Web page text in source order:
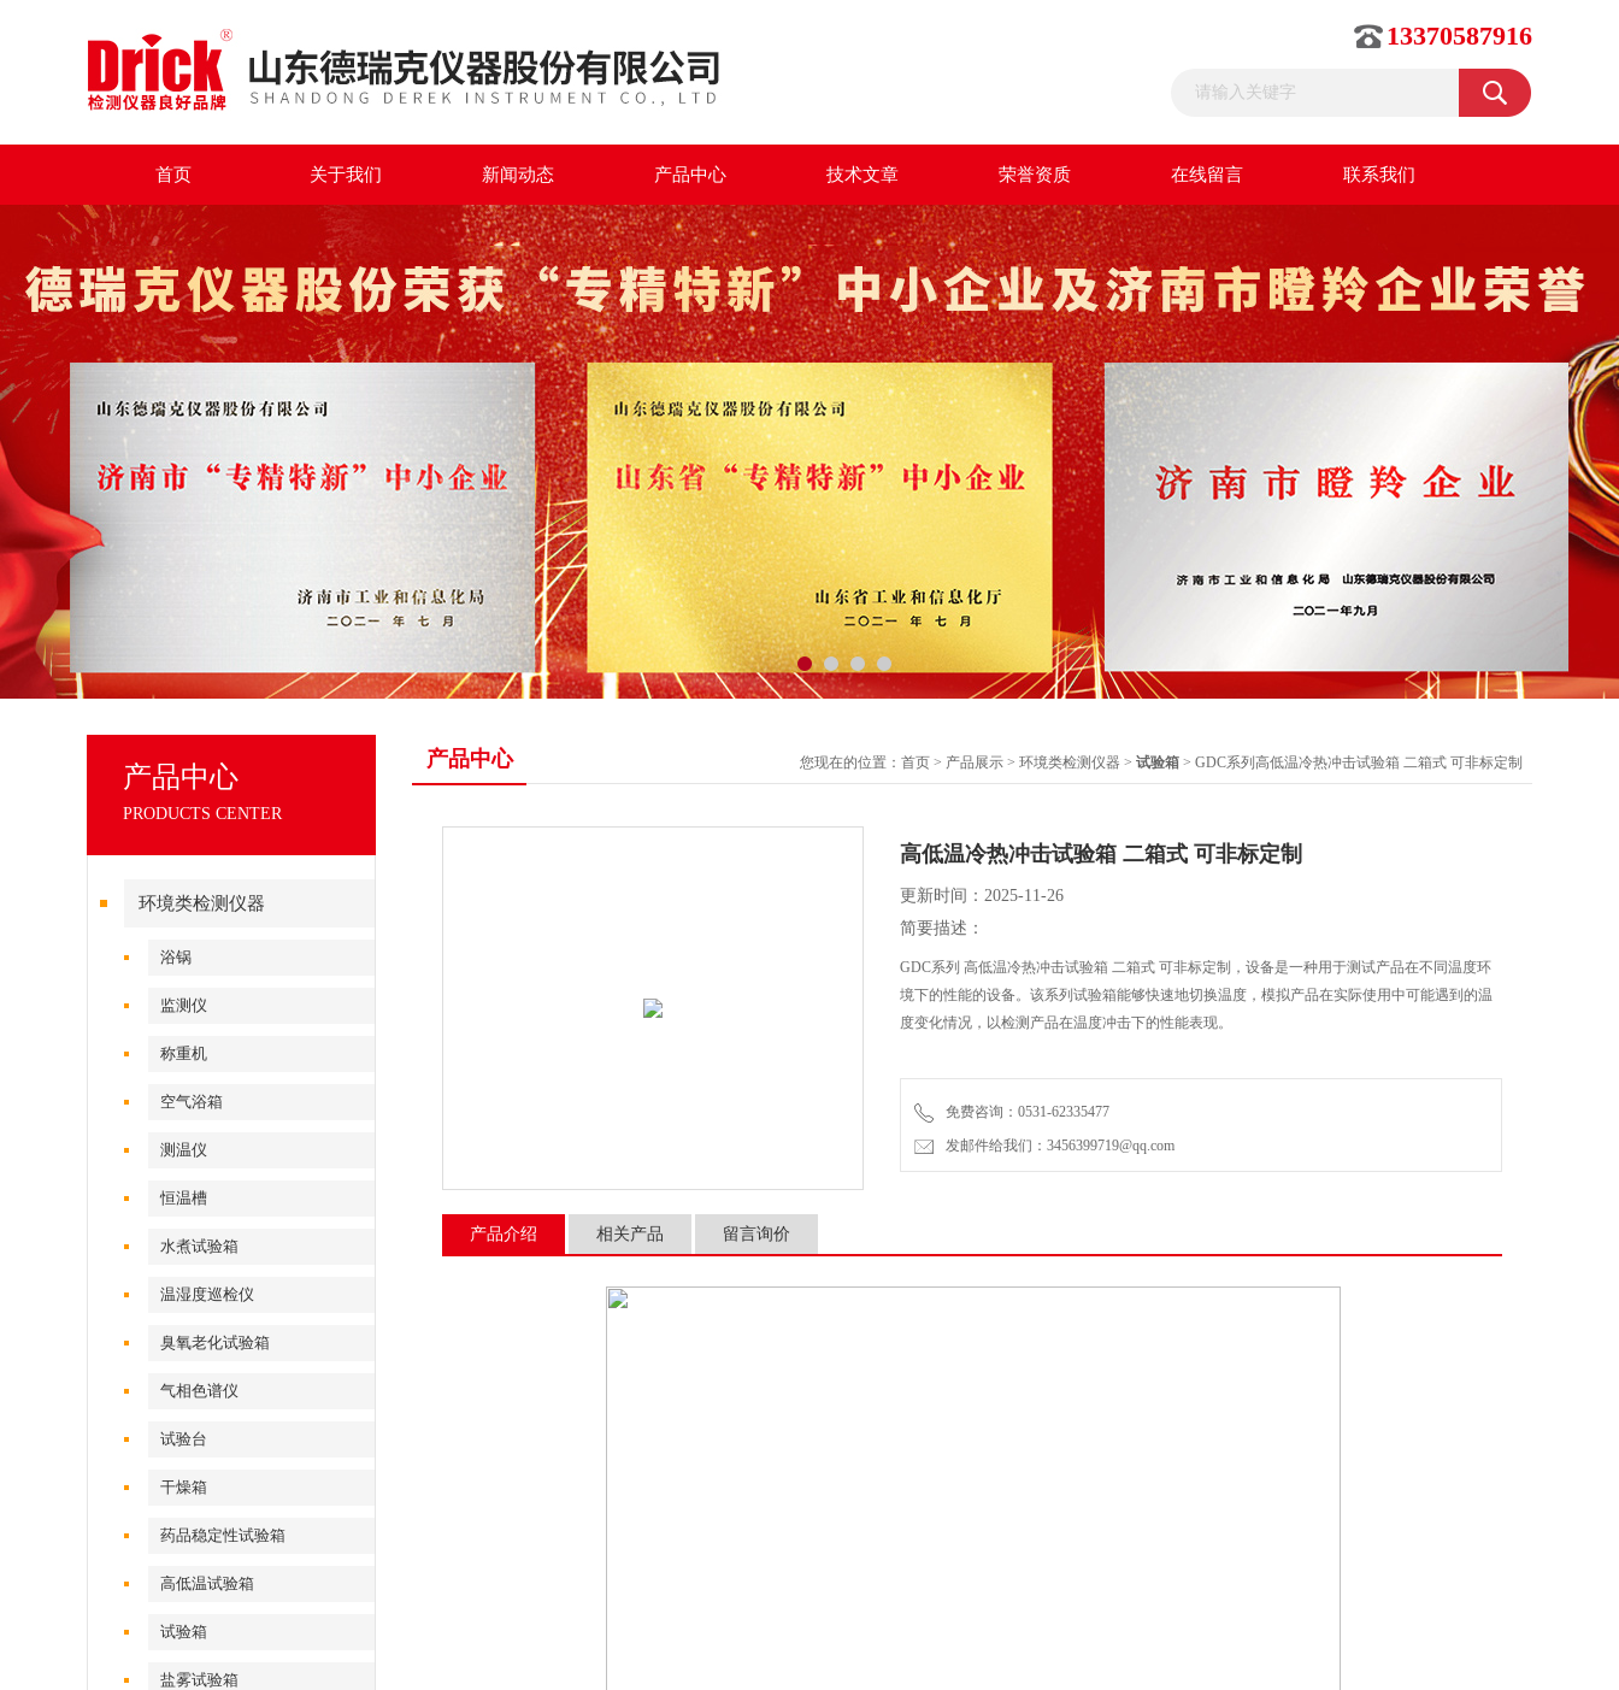
13370587916
首页 关于我们 新闻动态 产品中心 技术文章 荣誉资质 在线留言 联系我们
产品中心
PRODUCTS CENTER
环境类检测仪器
浴锅
监测仪
称重机
空气浴箱
测温仪
恒温槽
水煮试验箱
温湿度巡检仪
臭氧老化试验箱
气相色谱仪
试验台
干燥箱
药品稳定性试验箱
高低温试验箱
试验箱
盐雾试验箱
产品中心 您现在的位置： 首页 > 产品展示 > 环境类检测仪器 > 试验箱 > GDC系列高低温冷热冲击试验箱 二箱式 可非标定制
高低温冷热冲击试验箱 二箱式 可非标定制
更新时间：2025-11-26
简要描述：
GDC系列 高低温冷热冲击试验箱 二箱式 可非标定制，设备是一种用于测试产品在不同温度环
境下的性能的设备。该系列试验箱能够快速地切换温度，模拟产品在实际使用中可能遇到的温
度变化情况，以检测产品在温度冲击下的性能表现。
免费咨询：0531-62335477
发邮件给我们：3456399719@qq.com
产品介绍 相关产品 留言询价